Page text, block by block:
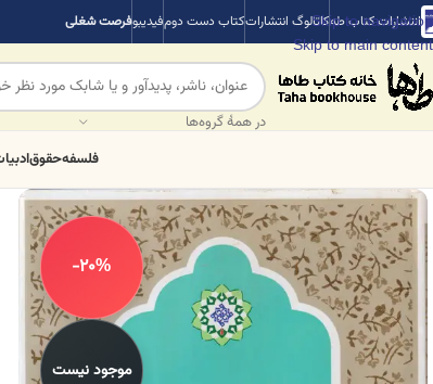
Skip to navigation
Skip to main content
انتشارات کتاب طهکاتالوگ انتشاراتکتاب دست دومفیدیبوفرصت شغلی
در همهٔ گروه‌ها
فلسفهحقوق
-20%
موجود نیست